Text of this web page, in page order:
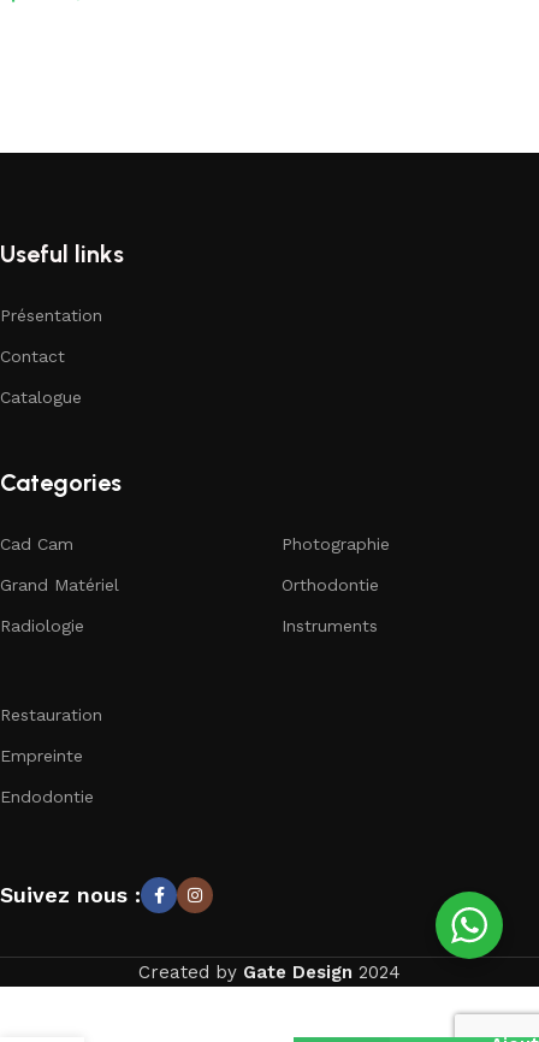
Useful links
Présentation
Contact
Catalogue
Categories
Cad Cam
Grand Matériel
Radiologie
Photographie
Orthodontie
Instruments
Restauration
Empreinte
Endodontie
Suivez nous :
Created by Gate Design 2024